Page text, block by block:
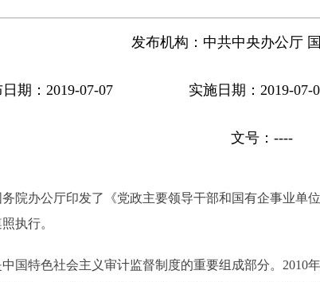
发布机构： 中共中央办公厅
期：2019-07-07 实施日期：2019-07-
文号： ----
办公厅印发了《党政主要领导干部和国有企事业单
执行。
特色社会主义审计监督制度的重要组成部分。2010